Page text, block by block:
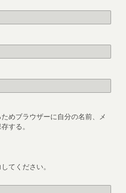
めブラウザーに自分の名前、メ
する。
てください。